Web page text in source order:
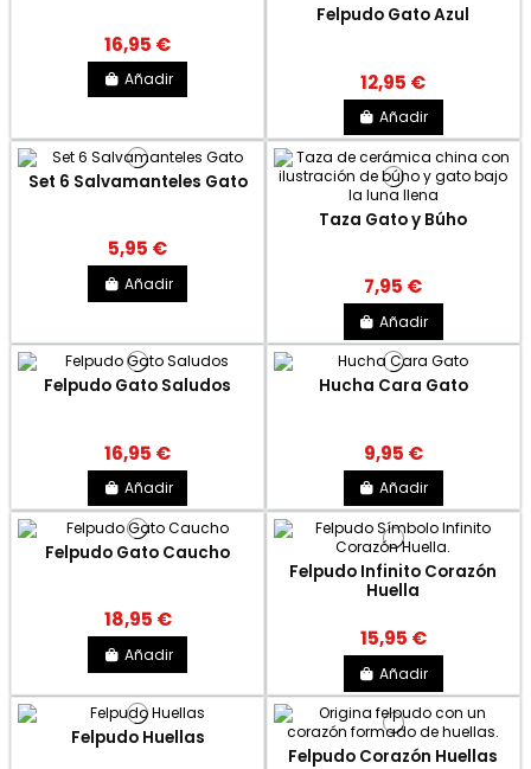
16,95 €
Añadir
Felpudo Gato Azul
12,95 €
Añadir
Set 6 Salvamanteles Gato
5,95 €
Añadir
Taza Gato y Búho
7,95 €
Añadir
Felpudo Gato Saludos
16,95 €
Añadir
Hucha Cara Gato
9,95 €
Añadir
Felpudo Gato Caucho
18,95 €
Añadir
Felpudo Infinito Corazón
Huella
15,95 €
Añadir
Felpudo Huellas
Felpudo Corazón Huellas